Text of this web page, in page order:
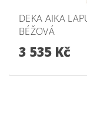
DEKA AIKA
BÉŽOVÁ
3 535 Kč